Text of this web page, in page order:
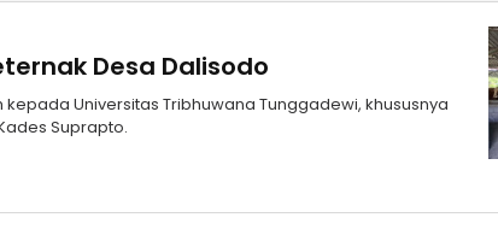
Desa Dalisodo
Universitas Tribhuwana Tunggadewi, khususnya
Suprapto.